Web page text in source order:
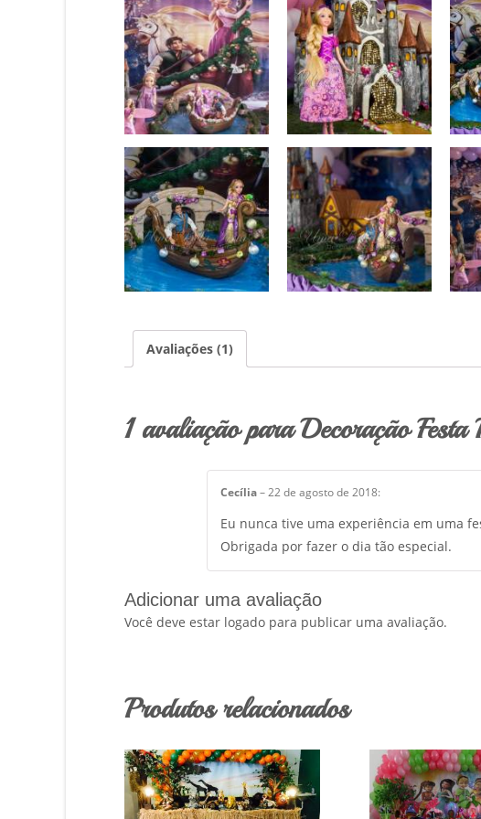
Avaliações (1)
1 avaliação para Decoração
Cecília – 22 de agosto de 2018:
Eu nunca tive uma experiência em uma
Obrigada por fazer o dia tão especial.
Adicionar uma avaliação
Você deve estar logado para publicar uma avaliação.
Produtos relacionados